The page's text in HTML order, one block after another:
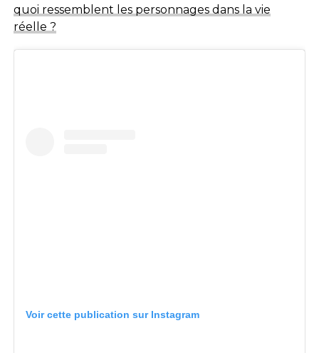
quoi ressemblent les personnages dans la vie
réelle ?
Voir cette publication sur Instagram